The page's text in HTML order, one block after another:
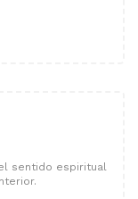
sentido espiritual